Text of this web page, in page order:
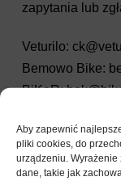
Aby zapewnić
pliki cookies, do
urządzeniu.
dane, takie jak
zapytania lub
Veturilo:
Bemowo Bike:
BiKeR:
Konstanciński
Wrocławski
Poznański